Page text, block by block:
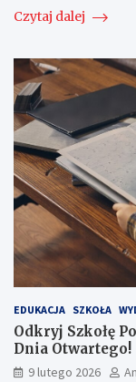
Czytaj dalej
EDUKACJA SZKOŁA
Odkryj Szkołę
Dnia Otwartego!
9 lutego 2026